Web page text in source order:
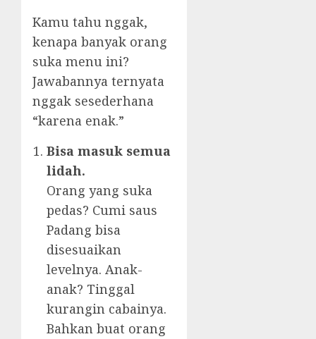
Kamu tahu nggak,
kenapa banyak orang
suka menu ini?
Jawabannya ternyata
nggak sesederhana
“karena enak.”
Bisa masuk semua
lidah.
Orang yang suka
pedas? Cumi saus
Padang bisa
disesuaikan
levelnya. Anak-
anak? Tinggal
kurangin cabainya.
Bahkan buat orang